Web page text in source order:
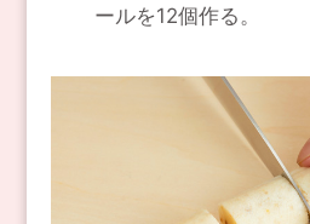
ールを12個作る。